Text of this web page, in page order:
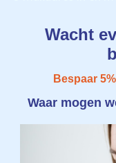
Wacht
Bespaar
Waar mogen